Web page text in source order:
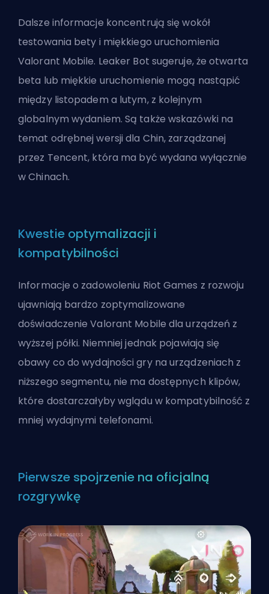
Dalsze informacje koncentrują się wokół
testowania bety i miękkiego uruchomienia
Valorant Mobile. Leaker Bot sugeruje, że otwarta
beta lub miękkie uruchomienie mogą nastąpić
między listopadem a lutym, z kolejnym
globalnym wydaniem. Są także wskazówki na
temat odrębnej wersji dla Chin, zarządzanej
przez Tencent, która ma być wydana wyłącznie
w Chinach.
Kwestie optymalizacji i
kompatybilności
Informacje o zadowoleniu Riot Games z rozwoju
ujawniają bardzo zoptymalizowane
doświadczenie Valorant Mobile dla urządzeń z
wyższej półki. Niemniej jednak pojawiają się
obawy co do wydajności gry na urządzeniach z
niższego segmentu, nie ma dostępnych klipów,
które dostarczałyby wglądu w kompatybilność z
mniej wydajnymi telefonami.
Pierwsze spojrzenie na oficjalną
rozgrywkę